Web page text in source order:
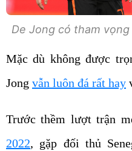
De Jong có tham
Mặc dù không được
Jong vẫn luôn đá rất hay
Trước thềm lượt trận
2022, gặp đối thủ